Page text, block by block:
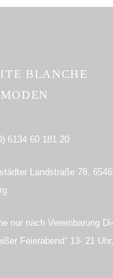
BLANCHE
6134 60 181 20
Landstraße 78,
nur nach Vereinbarung
Feierabend“ 13- 21